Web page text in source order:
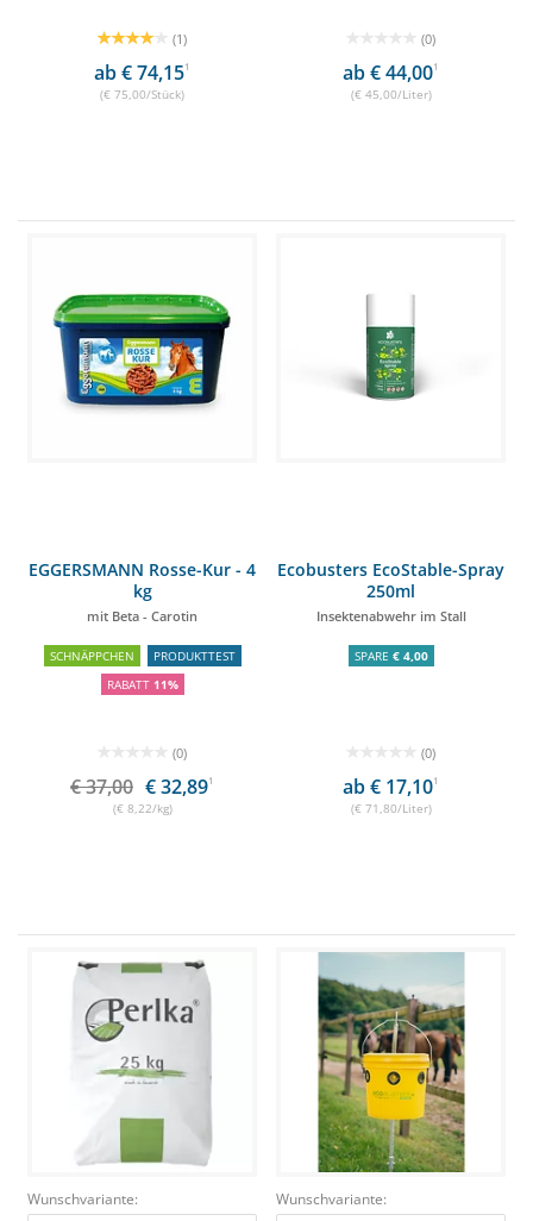
(1)
ab € 74,151
(€ 75,00/Stück)
(0)
ab € 44,001
(€ 45,00/Liter)
EGGERSMANN Rosse-Kur - 4
kg
mit Beta - Carotin
SCHNÄPPCHEN
PRODUKTTEST
RABATT 11%
(0)
€ 37,00 € 32,891
(€ 8,22/kg)
Ecobusters EcoStable-Spray
250ml
Insektenabwehr im Stall
SPARE € 4,00
(0)
ab € 17,101
(€ 71,80/Liter)
Wunschvariante: Wunschvariante: